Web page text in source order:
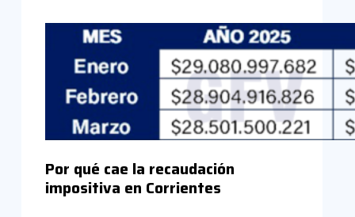
Por qué cae la recaudación
impositiva en Corrientes